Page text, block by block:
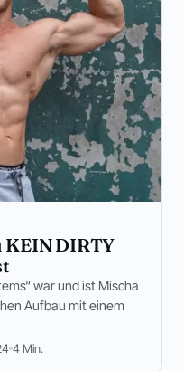
KEIN DIRTY
war und ist Mischa
Aufbau mit einem
4 Min.